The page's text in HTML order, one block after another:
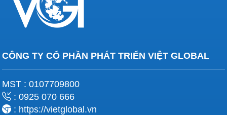
Dễ bảo trì: Cấu trúc đơn giản, dễ sửa chữa.
Giải trí: Mang niềm vui, thư giãn qua hành trình
nhẹ nhàng.
dậy trí tưởng tượng trẻ.
CÔNG TY CỔ PHẦN PHÁT TRIỂN VIỆT GLOBAL
MST : 0107709800
: 0925 070 666
: https://vietglobal.vn